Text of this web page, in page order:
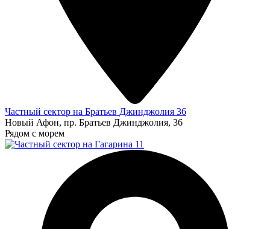
Частный сектор на Братьев Джинджолия 36
Новый Афон, пр. Братьев Джинджолия, 36
Рядом с морем